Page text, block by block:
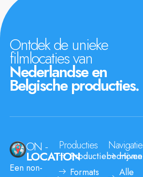
Ontdek de unieke
filmlocaties van
Nederlandse en
Belgische producties.
ON -
LOCATION
Een non-
Producties
Productiebedrijven
Formats
Navigatie
Home
Alle